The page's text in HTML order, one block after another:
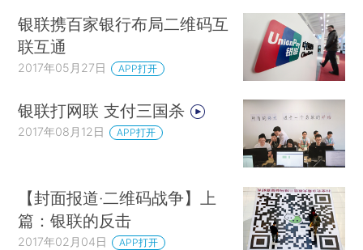
银联携百家银行布局二维码互
联互通
2017年05月27日 APP打开
银联打网联 支付三国杀
2017年08月12日 APP打开
【封面报道·二维码战争】上
篇：银联的反击
2017年02月04日 APP打开